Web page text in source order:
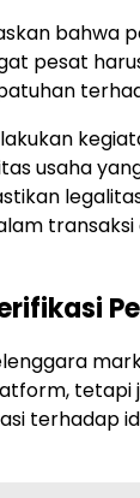
bahwa
pesat
usaha
transaksi
tetapi
terhadap